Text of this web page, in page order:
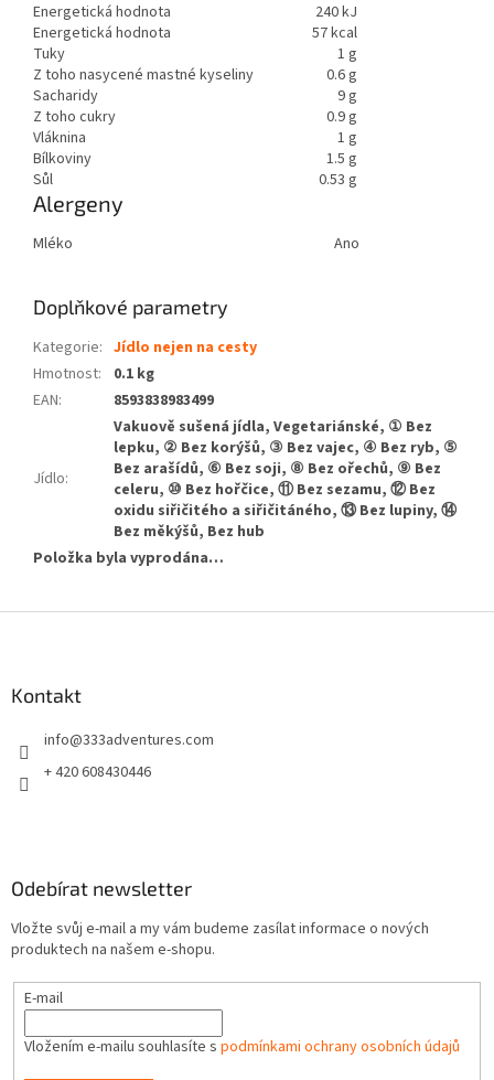
Energetická hodnota
240 kJ
Energetická hodnota
57 kcal
Tuky
1 g
Z toho nasycené mastné kyseliny
0.6 g
Sacharidy
9 g
Z toho cukry
0.9 g
Vláknina
1 g
Bílkoviny
1.5 g
Sůl
0.53 g
Alergeny
Mléko Ano
Doplňkové parametry
Kategorie: Jídlo nejen na cesty
Hmotnost:
0.1 kg
EAN: 8593838983499
Jídlo:
Vakuově sušená jídla, Vegetariánské, ① Bez
lepku, ② Bez korýšů, ③ Bez vajec, ④ Bez ryb, ⑤
Bez arašídů, ⑥ Bez soji, ⑧ Bez ořechů, ⑨ Bez
celeru, ⑩ Bez hořčice, ⑪ Bez sezamu, ⑫ Bez
oxidu siřičitého a siřičitáného, ⑬ Bez lupiny, ⑭
Bez měkýšů, Bez hub
Položka byla vyprodána…
Kontakt
info@333adventures.com
+ 420 608430446
Odebírat newsletter
Vložte svůj e-mail a my vám budeme zasílat informace o nových
produktech na našem e-shopu.
E-mail
Vložením e-mailu souhlasíte s podmínkami ochrany osobních údajů